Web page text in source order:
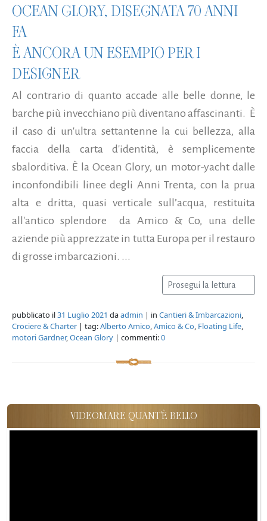
OCEAN GLORY, DISEGNATA 70 ANNI
FA
È ANCORA UN ESEMPIO PER I
DESIGNER
Al contrario di quanto accade alle belle donne, le
barche più invecchiano più diventano affascinanti. È
il caso di un'ultra settantenne la cui bellezza, alla
faccia della carta d'identità, è semplicemente
sbalorditiva. È la Ocean Glory, un motor-yacht dalle
inconfondibili linee degli Anni Trenta, con la prua
alta e dritta, quasi verticale sull’acqua, restituita
all'antico splendore da Amico & Co, una delle
aziende più apprezzate in tutta Europa per il restauro
di grosse imbarcazioni. ...
Prosegui la lettura
pubblicato il31 Luglio 2021 daadmin | in Cantieri & Imbarcazioni,
Crociere & Charter | tag:Alberto Amico,Amico & Co, Floating Life,
motori Gardner,Ocean Glory | commenti:0
VIDEOMARE QUANT'È BELLO